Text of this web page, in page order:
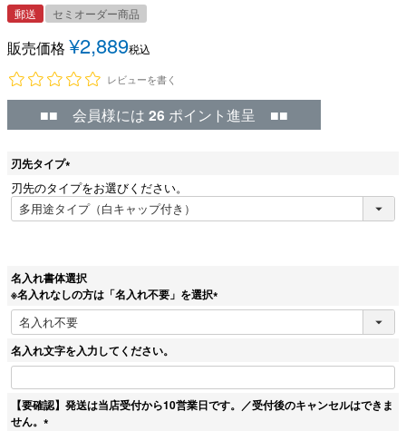
郵送 セミオーダー商品
販売価格 ¥2,889税込
レビューを書く
■■ 会員様には 26 ポイント進呈 ■■
刃先タイプ
(
必
須
刃先のタイプをお選びください。
名入れ書体選択
※名入れなしの方は「名入れ不要」を選択
(
必
)
名入れ文字を入力してください。
【要確認】発送は当店受付から10営業日です。／受付後のキャンセルはできま
せん。